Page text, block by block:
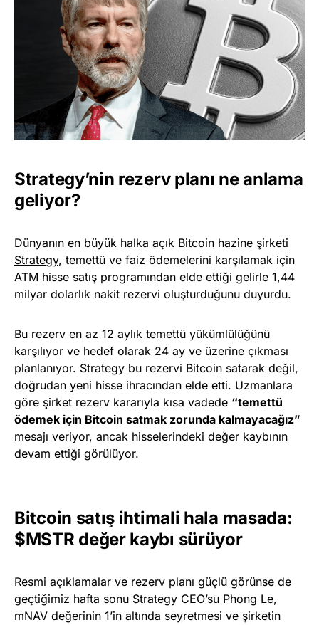
Strategy’nin rezerv planı ne anlama
geliyor?
Dünyanın en büyük halka açık Bitcoin hazine şirketi
Strategy, temettü ve faiz ödemelerini karşılamak için
ATM hisse satış programından elde ettiği gelirle 1,44
milyar dolarlık nakit rezervi oluşturduğunu duyurdu.
Bu rezerv en az 12 aylık temettü yükümlülüğünü
karşılıyor ve hedef olarak 24 ay ve üzerine çıkması
planlanıyor. Strategy bu rezervi Bitcoin satarak değil,
doğrudan yeni hisse ihracından elde etti. Uzmanlara
göre şirket rezerv kararıyla kısa vadede “temettü
ödemek için Bitcoin satmak zorunda kalmayacağız”
mesajı veriyor, ancak hisselerindeki değer kaybının
devam ettiği görülüyor.
Bitcoin satış ihtimali hala masada:
$MSTR değer kaybı sürüyor
Resmi açıklamalar ve rezerv planı güçlü görünse de
geçtiğimiz hafta sonu Strategy CEO’su Phong Le,
mNAV değerinin 1’in altında seyretmesi ve şirketin